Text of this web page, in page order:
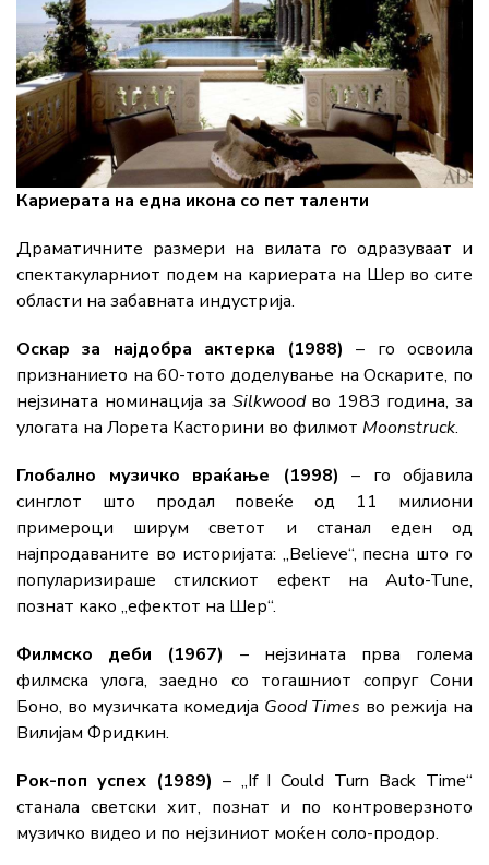
Кариерата на една икона со пет таленти
Драматичните размери на вилата го одразуваат и
спектакуларниот подем на кариерата на Шер во сите
области на забавната индустрија.
Оскар за најдобра актерка (1988) – го освоила
признанието на 60-тото доделување на Оскарите, по
нејзината номинација за Silkwoodво 1983 година, за
улогата на Лорета Касторини во филмот Moonstruck.
Глобално музичко враќање (1998) – го објавила
синглот што продал повеќе од 11 милиони
примероци ширум светот и станал еден од
најпродаваните во историјата: „Believe“, песна што го
популаризираше стилскиот ефект на Auto-Tune,
познат како „ефектот на Шер“.
Филмско деби (1967)
– нејзината прва голема
филмска улога, заедно со тогашниот сопруг Сони
Боно, во музичката комедија Good Times во режија на
Вилијам Фридкин.
Рок-поп успех (1989) – „If I Could Turn Back Time“
станала светски хит, познат и по контроверзното
музичко видео и по нејзиниот моќен соло-продор.